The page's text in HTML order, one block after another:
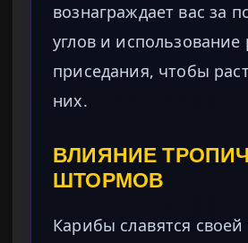
вознаграждает вас за
углов и использование
приседания, чтобы
них.
ВЛИЯНИЕ
ШТОРМОВ
Карибы славятся